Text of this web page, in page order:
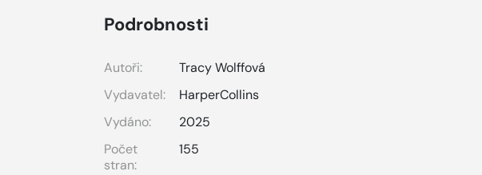
Podrobnosti
Autoři:
Tracy Wolffová
Vydavatel:
HarperCollins
Vydáno:
2025
Počet
stran:
155